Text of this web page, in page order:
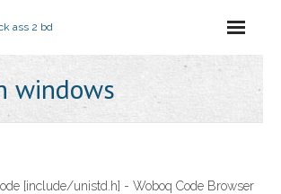
ass 2 bd
windows
[include/unistd.h] - Woboq Code Browser